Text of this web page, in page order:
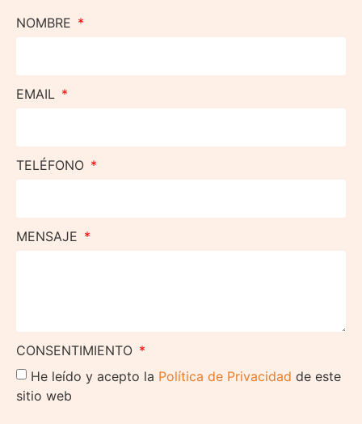
NOMBRE
EMAIL
TELÉFONO
MENSAJE
CONSENTIMIENTO
He leído y acepto la Política de Privacidad de este
sitio web